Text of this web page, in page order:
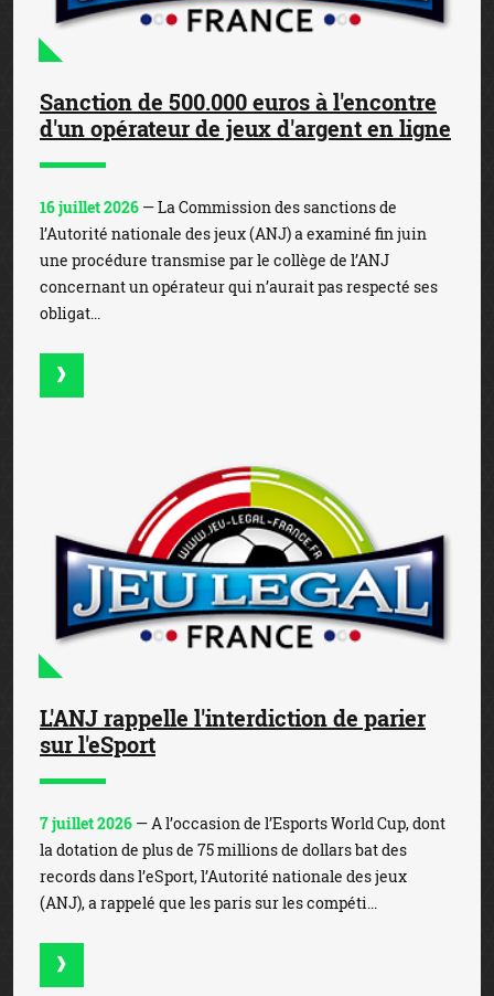
Sanction de 500.000 euros à l'encontre
d'un opérateur de jeux d'argent en ligne
16 juillet 2026 — La Commission des sanctions de
l’Autorité nationale des jeux (ANJ) a examiné fin juin
une procédure transmise par le collège de l’ANJ
concernant un opérateur qui n’aurait pas respecté ses
obligat...
L'ANJ rappelle l'interdiction de parier
sur l'eSport
7 juillet 2026 — A l’occasion de l’Esports World Cup, dont
la dotation de plus de 75 millions de dollars bat des
records dans l’eSport, l’Autorité nationale des jeux
(ANJ), a rappelé que les paris sur les compéti...